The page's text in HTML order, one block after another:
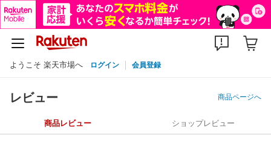
ようこそ 楽天市場へ ログイン 会員登録
レビュー 商品ページへ
商品レビュー ショップレビュー